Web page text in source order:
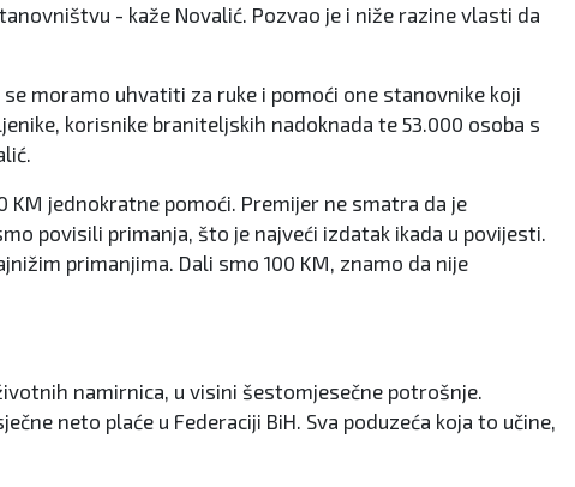
- kaže Novalić. Pozvao je i niže razine vlasti da
moramo uhvatiti za ruke i pomoći one stanovnike koji
korisnike braniteljskih nadoknada te 53.000 osoba s
KM jednokratne pomoći. Premijer ne smatra da je
povisili primanja, što je najveći izdatak ikada u povijesti.
primanjima. Dali smo 100 KM, znamo da nije
namirnica, u visini šestomjesečne potrošnje.
neto plaće u Federaciji BiH. Sva poduzeća koja to učine,